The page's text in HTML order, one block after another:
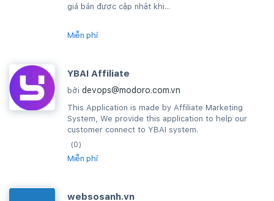
giá bán được cập nhật khi...
Miễn phí
YBAI Affiliate
bởi devops@modoro.com.vn
This Application is made by Affiliate Marketing
System, We provide this application to help our
customer connect to YBAI system.
(0)
Miễn phí
websosanh.vn